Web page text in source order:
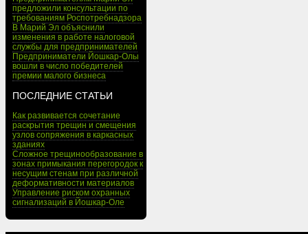
предложили консультации по
требованиям Роспотребнадзора
В Марий Эл объяснили
изменения в работе налоговой
службы для предпринимателей
Предприниматели Йошкар-Олы
вошли в число победителей
премии малого бизнеса
ПОСЛЕДНИЕ СТАТЬИ
Как развивается сочетание
раскрытия трещин и смещения
узлов сопряжения в каркасных
зданиях
Сложное трещинообразование в
зонах примыкания перегородок к
несущим стенам при различной
деформативности материалов
Управление риском охранных
сигнализаций в Йошкар-Оле